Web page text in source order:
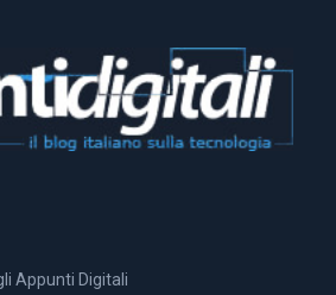
Appunti Digitali